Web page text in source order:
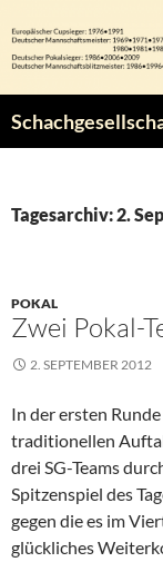
Inhalt
springen
Tagesarchiv: 2.
POKAL
Zwei Pokal-
2. SEPTEMBER 2012
In der ersten
traditionellen
drei SG-Teams
Spitzenspiel des
gegen die es im
glückliches